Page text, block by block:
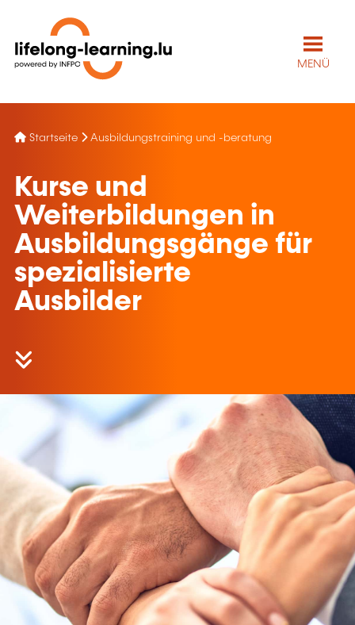
MENÜ
Startseite Ausbildungstraining und -beratung
Kurse und
Weiterbildungen in
Ausbildungsgänge für
spezialisierte
Ausbilder